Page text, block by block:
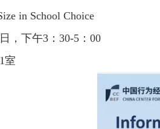
in School Choice
，下午3：30-5：00
室